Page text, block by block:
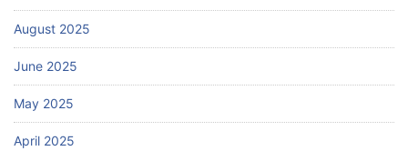
August 2025
June 2025
May 2025
April 2025